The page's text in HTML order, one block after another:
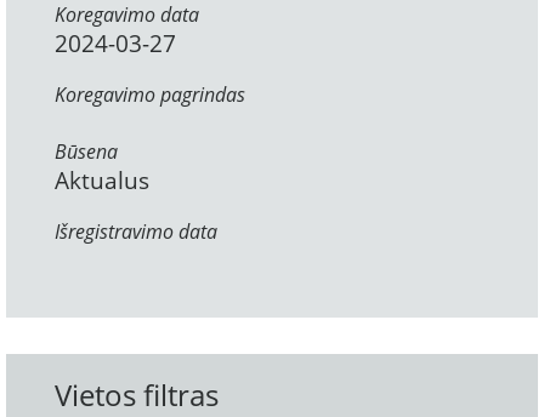
Koregavimo data
2024-03-27
Koregavimo pagrindas
Būsena
Aktualus
Išregistravimo data
Vietos filtras